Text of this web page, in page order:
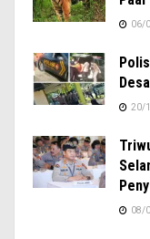
06/
20/
08/